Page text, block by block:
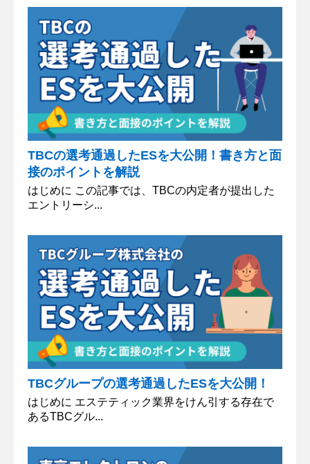
TBCの選考通過したESを大公開！書き方と面
接のポイントを解説
はじめに この記事では、TBCの内定者が提出した
エントリーシ...
TBCグループの選考通過したESを大公開！
はじめに エステティック業界をけん引する存在で
あるTBCグル...